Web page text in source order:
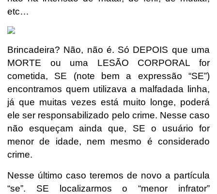
etc…
Brincadeira? Não, não é. Só DEPOIS que uma
MORTE ou uma LESÃO CORPORAL for
cometida, SE (note bem a expressão “SE”)
encontramos quem utilizava a malfadada linha,
já que muitas vezes está muito longe, poderá
ele ser responsabilizado pelo crime. Nesse caso
não esqueçam ainda que, SE o usuário for
menor de idade, nem mesmo é considerado
crime.
Nesse último caso teremos de novo a partícula
“se”. SE localizarmos o “menor infrator”